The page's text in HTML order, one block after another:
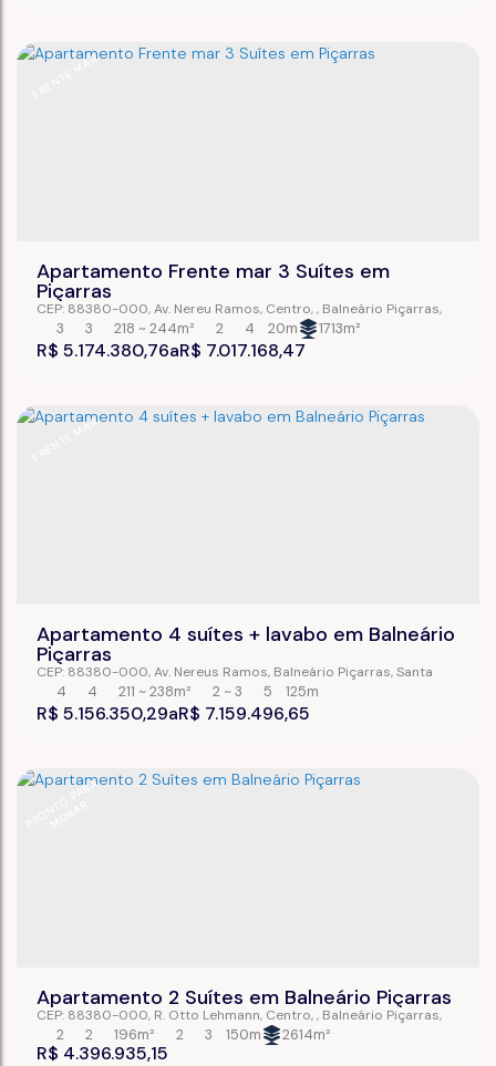
FRENTE MAR
Apartamento Frente mar 3 Suítes em
Piçarras
R$ 5.174.380,76 R$ 7.017.168,47
CEP: 88380-000,Av. Nereu Ramos, Centro , Balneário Piçarras,
Santa Catarina, Brasil
3 4
218 ~ 244m²
3 2 20m 1713m²
FRENTE MAR
Apartamento 4 suítes + lavabo em Balneário
Piçarras
R$ 5.156.350,29 R$ 7.159.496,65
CEP: 88380-000,Av. Nereus Ramos, Balneário Piçarras,Santa
Catarina, Brasil
4 5
211 ~ 238m²
4 2 ~ 3 125m
P
R
O
N
O
P
A
R
A
M
O
R
A
Apartamento 2 Suítes em Balneário Piçarras
R$ 4.396.935,15
CEP: 88380-000, R. Otto Lehmann, Centro , Balneário Piçarras,
Santa Catarina,Brasil
2 3
196m²
2 2 150m 2614m²